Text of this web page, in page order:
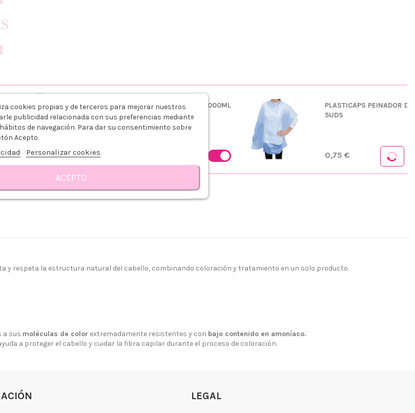
ING COLOR OXIDANTE 20VOL. 6% 1000ML
3,79 €
PLASTICAPS PEINADOR
5UDS
0,75 €
y respeta la estructura natural del cabello, combinando coloración y tratamiento en un solo producto.
a sus moléculas de color extremadamente resistentes y con bajo contenido en amoníaco.
a proteger el cabello y cuidar la fibra capilar durante el proceso de coloración.
LEGAL
Política de Cookies
Borrar Cookies
cookies propias y de terceros para mejorar nuestros
publicidad relacionada con sus preferencias mediante
de navegación. Para dar su consentimiento sobre
Acepto.
Personalizar cookies
ACEPTO